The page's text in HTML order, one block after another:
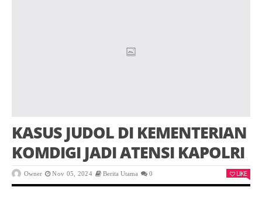
KASUS JUDOL DI KEMENTERIAN
KOMDIGI JADI ATENSI KAPOLRI
Owner Nov 05, 2024 Berita Utama 0 LIKE